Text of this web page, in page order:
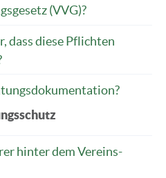
(VVG)?
dass diese Pflichten
hinter dem Vereins-